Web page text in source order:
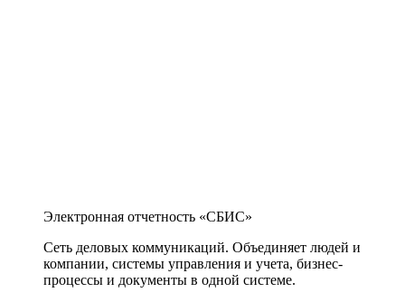
Электронная отчетность «СБИС»
Сеть деловых коммуникаций. Объединяет людей и
компании, системы управления и учета, бизнес-
процессы и документы в одной системе.